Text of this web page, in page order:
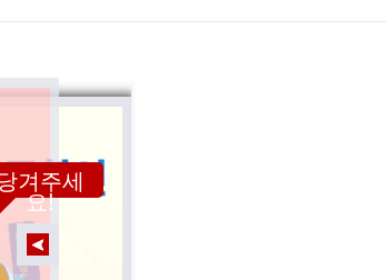
당겨주세
요!